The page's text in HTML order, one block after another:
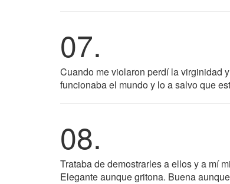
07.
Cuando me violaron perdí la virginidad
funcionaba el mundo y lo a salvo que
08.
Trataba de demostrarles a ellos y a mí
Elegante aunque gritona. Buena